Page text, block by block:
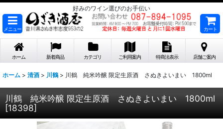
好みのワイン選びのお手伝い
メニュー カート
ホーム 新着商品 カテゴリ ご利用案内 特商法表示 店舗ご案内
ホーム > 清酒 > 川鶴 > 川鶴 純米吟醸 限定生原酒 さぬきよいまい 1800ml
川鶴 純米吟醸 限定生原酒 さぬきよいまい 1800ml
[18398]